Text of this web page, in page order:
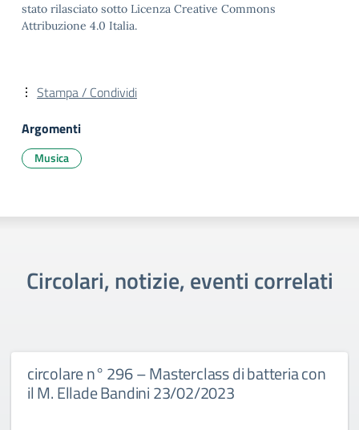
stato rilasciato sotto Licenza Creative Commons
Attribuzione 4.0 Italia.
Stampa / Condividi
Argomenti
Musica
Circolari, notizie, eventi correlati
circolare n° 296 – Masterclass di batteria con
il M. Ellade Bandini 23/02/2023